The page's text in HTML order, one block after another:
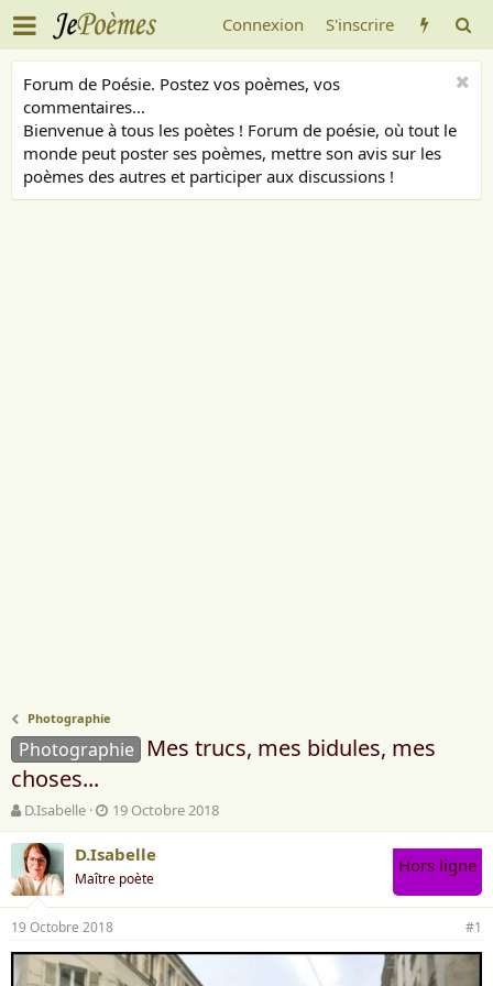
Connexion S'inscrire
Forum de Poésie. Postez vos poèmes, vos
commentaires...
Bienvenue à tous les poètes ! Forum de poésie, où tout le
monde peut poster ses poèmes, mettre son avis sur les
poèmes des autres et participer aux discussions !
Photographie
Photographie
Mes trucs, mes bidules, mes
choses...
A
u
t
e
u
r
d
e
D.Isabelle
D
a
t
d
e
d
é
b
19 Octobre 2018
D.Isabelle
Maître poète
Hors ligne
19 Octobre 2018 #1